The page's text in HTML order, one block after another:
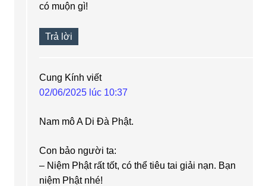
có muộn gì!
Trả lời
Cung Kính viết
02/06/2025 lúc 10:37
Nam mô A Di Đà Phật.
Con bảo người ta:
– Niệm Phật rất tốt, có thể tiêu tai giải nạn. Bạn
niệm Phật nhé!